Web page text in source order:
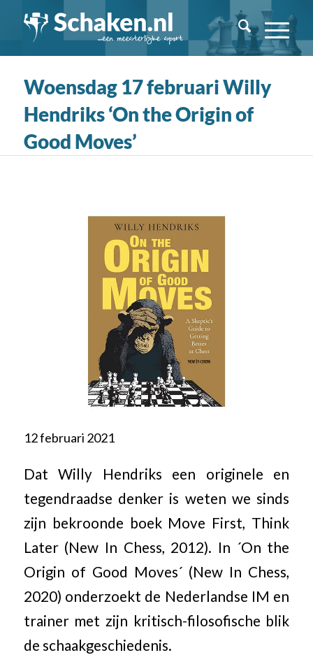
Woensdag 17 februari Willy
Hendriks ‘On the Origin of
Good Moves’
12 februari 2021
Dat Willy Hendriks een originele en
tegendraadse denker is weten we sinds
zijn bekroonde boek Move First, Think
Later (New In Chess, 2012). In ´On the
Origin of Good Moves´ (New In Chess,
2020) onderzoekt de Nederlandse IM en
trainer met zijn kritisch-filosofische blik
de schaakgeschiedenis.